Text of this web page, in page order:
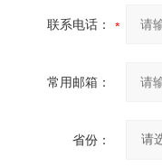
联系电话：
常用邮箱：
省份：